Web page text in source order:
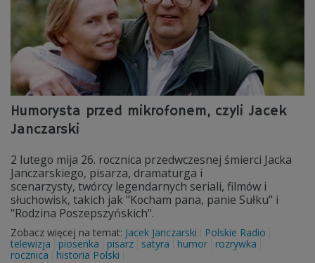
Humorysta przed mikrofonem, czyli Jacek
Janczarski
2 lutego mija 26. rocznica przedwczesnej śmierci Jacka
Janczarskiego, pisarza, dramaturga i
scenarzysty, twórcy legendarnych seriali, filmów i
słuchowisk, takich jak "Kocham pana, panie Sułku" i
"Rodzina Poszepszyńskich".
Zobacz więcej na temat: Jacek Janczarski
Polskie Radio
telewizja
piosenka pisarz satyra humor
rozrywka
rocznica
historia Polski